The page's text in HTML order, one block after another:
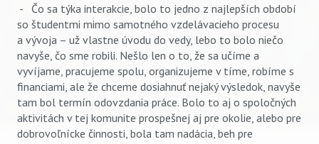
- Čo sa týka interakcie, bolo to jedno z najlepších období
so študentmi mimo samotného vzdelávacieho procesu
a vývoja – už vlastne úvodu do vedy, lebo to bolo niečo
navyše, čo sme robili. Nešlo len o to, že sa učíme a
vyvíjame, pracujeme spolu, organizujeme v tíme, robíme s
financiami, ale že chceme dosiahnuť nejaký výsledok, navyše
tam bol termín odovzdania práce. Bolo to aj o spoločných
aktivitách v tej komunite prospešnej aj pre okolie, alebo pre
dobrovoľnícke činnosti, bola tam nadácia, beh pre